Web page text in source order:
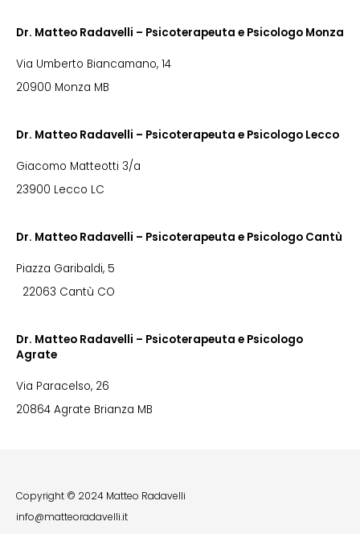
Dr. Matteo Radavelli – Psicoterapeuta e Psicologo Monza
Via Umberto Biancamano, 14
20900 Monza MB
Dr. Matteo Radavelli – Psicoterapeuta e Psicologo Lecco
Giacomo Matteotti 3/a
23900 Lecco LC
Dr. Matteo Radavelli – Psicoterapeuta e Psicologo Cantù
Piazza Garibaldi, 5
22063 Cantù CO
Dr. Matteo Radavelli – Psicoterapeuta e Psicologo
Agrate
Via Paracelso, 26
20864 Agrate Brianza MB
Copyright © 2024 Matteo Radavelli
info@matteoradavelli.it